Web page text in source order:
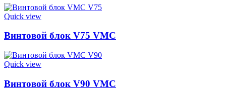
Quick view
Винтовой блок V75 VMC
Quick view
Винтовой блок V90 VMC